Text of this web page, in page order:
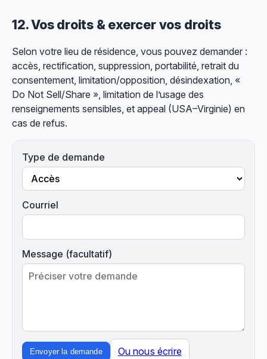
12. Vos droits & exercer vos droits
Selon votre lieu de résidence, vous pouvez demander :
accès, rectification, suppression, portabilité, retrait du
consentement, limitation/opposition, désindexation, «
Do Not Sell/Share », limitation de l’usage des
renseignements sensibles, et appeal (USA–Virginie) en
cas de refus.
Type de demande
Courriel
Message (facultatif)
Envoyer la demande Ou nous écrire